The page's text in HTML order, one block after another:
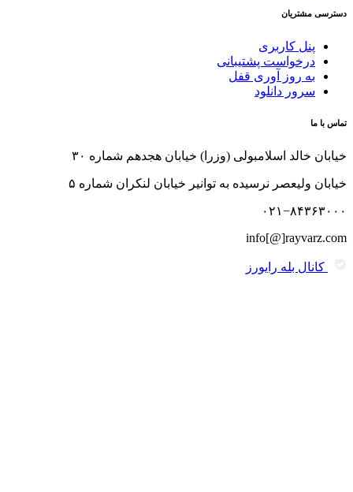
دسترسی مشتریان
پنل کاربری
درخواست پشتیبانی
به روز آوری قفل
سرور دانلود
تماس با ما
خیابان خالد اسلامبولی (وزرا) خیابان هجدهم شماره ۳۰
خیابان ولیعصر نرسیده به توانیر خیابان لنکران شماره ۵
۰۲۱−۸۴۳۶۳۰۰۰
info[@]rayvarz.com
کانال بله رایورز